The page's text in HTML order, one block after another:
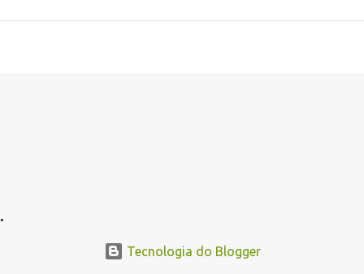
.
Tecnologia do Blogger